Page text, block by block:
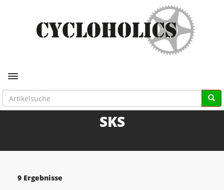
Toggle navigation
SKS
9 Ergebnisse